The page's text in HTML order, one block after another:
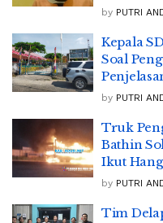
by PUTRI
Kepala
Soal
by PUTRI
Truk
Bathin
Ikut
by PUTRI
Tim